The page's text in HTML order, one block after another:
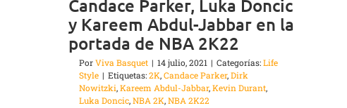
Candace Parker, Luka Doncic
y Kareem Abdul-Jabbar en la
portada de NBA 2K22
PorViva Basquet | 14 julio, 2021 | Categorías:Life
Style | Etiquetas:2K,Candace Parker,Dirk
Nowitzki,Kareem Abdul-Jabbar,Kevin Durant,
Luka Doncic,NBA 2K,NBA 2K22